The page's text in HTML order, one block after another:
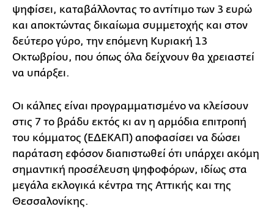
ψηφίσει, καταβάλλοντας το αντίτιμο των 3 ευρώ
και αποκτώντας δικαίωμα συμμετοχής και στον
δεύτερο γύρο, την επόμενη Κυριακή 13
Οκτωβρίου, που όπως όλα δείχνουν θα χρειαστεί
να υπάρξει.
Οι κάλπες είναι προγραμματισμένο να κλείσουν
στις 7 το βράδυ εκτός κι αν η αρμόδια επιτροπή
του κόμματος (ΕΔΕΚΑΠ) αποφασίσει να δώσει
παράταση εφόσον διαπιστωθεί ότι υπάρχει ακόμη
σημαντική προσέλευση ψηφοφόρων, ιδίως στα
μεγάλα εκλογικά κέντρα της Αττικής και της
Θεσσαλονίκης.